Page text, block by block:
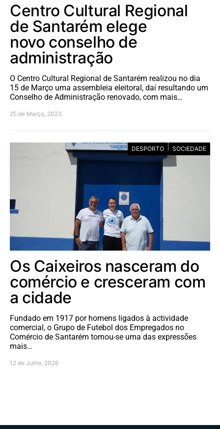
Centro Cultural Regional
de Santarém elege
novo conselho de
administração
O Centro Cultural Regional de Santarém realizou no dia
15 de Março uma assembleia eleitoral, daí resultando um
Conselho de Administração renovado, com mais…
25 de Março, 2023
DESPORTO SOCIEDADE
Os Caixeiros nasceram do
comércio e cresceram com
a cidade
Fundado em 1917 por homens ligados à actividade
comercial, o Grupo de Futebol dos Empregados no
Comércio de Santarém tornou-se uma das expressões
mais…
12 de Julho, 2026